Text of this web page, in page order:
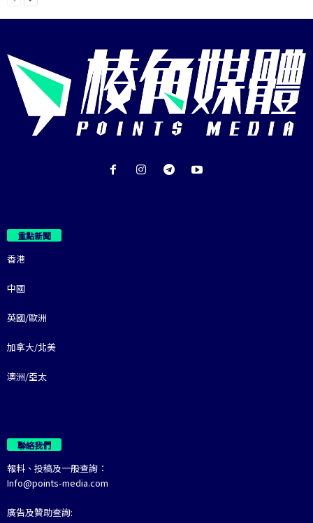
重點新聞
香港
中國
英國/歐洲
加拿大/北美
澳洲/亞太
聯絡我們
報料、投稿及一般查詢：
Info@points-media.com
廣告及贊助查詢: